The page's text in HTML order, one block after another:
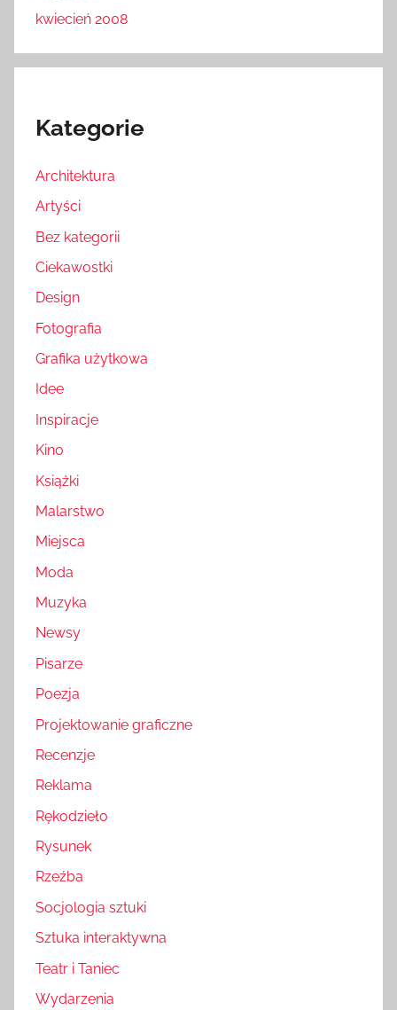
kwiecień 2008
Kategorie
Architektura
Artyści
Bez kategorii
Ciekawostki
Design
Fotografia
Grafika użytkowa
Idee
Inspiracje
Kino
Książki
Malarstwo
Miejsca
Moda
Muzyka
Newsy
Pisarze
Poezja
Projektowanie graficzne
Recenzje
Reklama
Rękodzieło
Rysunek
Rzeźba
Socjologia sztuki
Sztuka interaktywna
Teatr i Taniec
Wydarzenia